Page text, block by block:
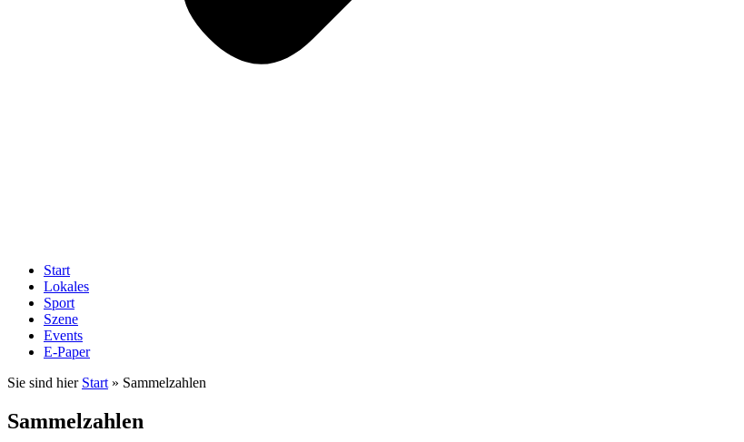
Start
Lokales
Sport
Szene
Events
E-Paper
Sie sind hier Start » Sammelzahlen
Sammelzahlen